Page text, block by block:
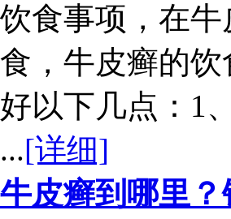
食事项，在
，牛皮癣的
以下几点：1
[详细]
皮癣到哪里